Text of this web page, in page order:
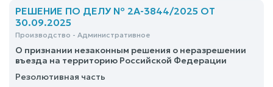
РЕШЕНИЕ ПО ДЕЛУ № 2А-3844/2025 ОТ
30.09.2025
Производство - Административное
О признании незаконным решения о неразрешении
въезда на территорию Российской Федерации
Резолютивная часть